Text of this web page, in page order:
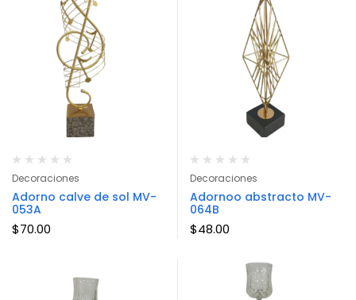
Decoraciones
Adorno calve de sol MV-
053A
$70.00
Decoraciones
Adornoo abstracto MV-
064B
$48.00